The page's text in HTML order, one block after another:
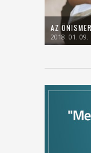
AZ
2018. 01. 09.